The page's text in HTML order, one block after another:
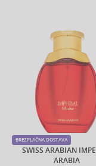
SWISS ARABIAN
ARABIA
BREZPLAČNA DOSTAVA